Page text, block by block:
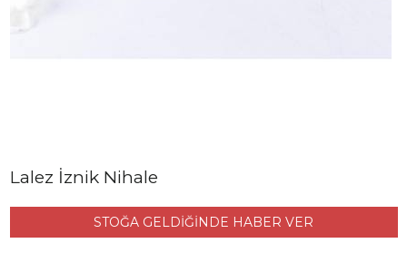
Lalez İznik Nihale
STOĞA GELDİĞİNDE HABER VER